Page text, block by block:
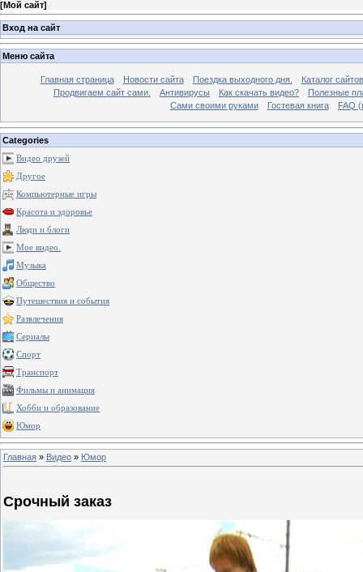
[Мой сайт]
Вход на сайт
Меню сайта
Главная страница Новости сайта Поездка выходного дня.
Каталог сайтов
Продвигаем сайт сами.
Антивирусы Как скачать видео?
Полезные
Сами своими руками
Гостевая книга FAQ
Categories
Видео друзей
Другое
Компьютерные игры
Красота и здоровье
Люди и блоги
Мое видео.
Музыка
Общество
Путешествия и события
Развлечения
Сериалы
Спорт
Транспорт
Фильмы и анимация
Хобби и образование
Юмор
Главная » Видео » Юмор
Срочный заказ